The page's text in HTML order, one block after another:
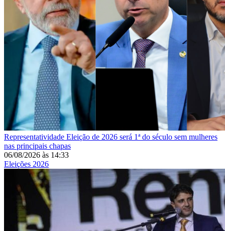
Representatividade Eleição de 2026 será 1ª do século sem mulheres
nas principais chapas
06/08/2026 às 14:33
Eleições 2026